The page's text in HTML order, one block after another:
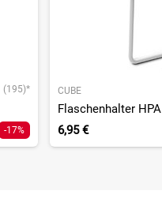
(195)*
-17%
CUBE
Flaschenhalter HPA
6,95 €